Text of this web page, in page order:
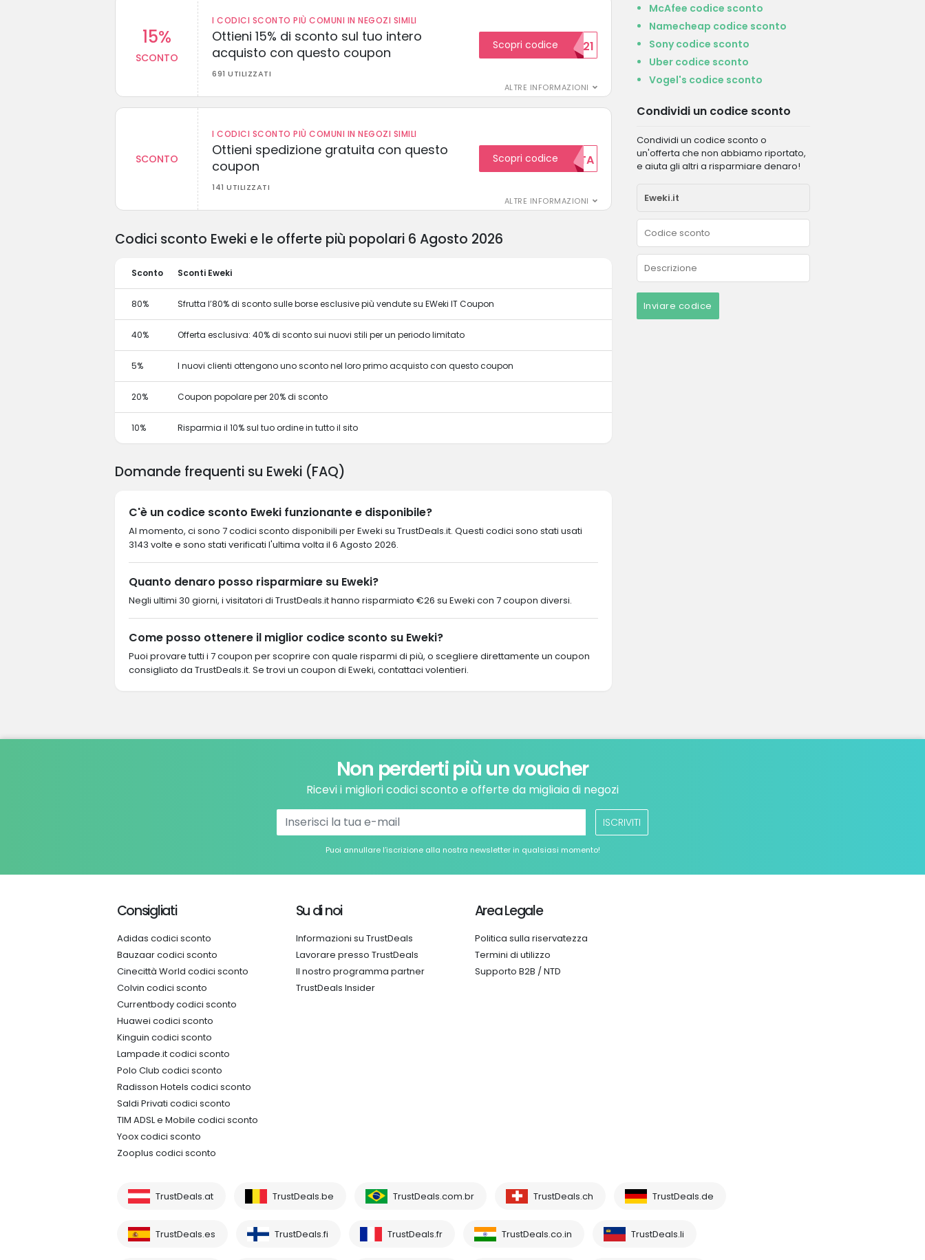
15%
SCONTO
I CODICI SCONTO PIÙ COMUNI IN NEGOZI SIMILI
Ottieni 15% di sconto sul tuo intero
acquisto con questo coupon
691 UTILIZZATI
ALTRE INFORMAZIONI
Scopri codice
15SCONTO2021
SCONTO
I CODICI SCONTO PIÙ COMUNI IN NEGOZI SIMILI
Ottieni spedizione gratuita con questo
coupon
141 UTILIZZATI
ALTRE INFORMAZIONI
Scopri codiceGRATUITA
McAfee codice sconto
Namecheap codice sconto
Sony codice sconto
Uber codice sconto
Vogel's codice sconto
Condividi un codice sconto
Condividi un codice sconto o
un'offerta che non abbiamo riportato,
e aiuta gli altri a risparmiare denaro!
Inviare codice
Codici sconto Eweki e le offerte più popolari 6 Agosto 2026
Sconto Sconti Eweki
80% Sfrutta l’80% di sconto sulle borse esclusive più vendute su EWeki IT Coupon
40% Offerta esclusiva: 40% di sconto sui nuovi stili per un periodo limitato
5% I nuovi clienti ottengono uno sconto nel loro primo acquisto con questo coupon
20% Coupon popolare per 20% di sconto
10% Risparmia il 10% sul tuo ordine in tutto il sito
Domande frequenti su Eweki (FAQ)
C'è un codice sconto Eweki funzionante e disponibile?
Al momento, ci sono 7 codici sconto disponibili per Eweki su TrustDeals.it. Questi codici sono stati usati
3143 volte e sono stati verificati l'ultima volta il 6 Agosto 2026.
Quanto denaro posso risparmiare su Eweki?
Negli ultimi 30 giorni, i visitatori di TrustDeals.it hanno risparmiato €26 su Eweki con 7 coupon diversi.
Come posso ottenere il miglior codice sconto su Eweki?
Puoi provare tutti i 7 coupon per scoprire con quale risparmi di più, o scegliere direttamente un coupon
consigliato da TrustDeals.it. Se trovi un coupon di Eweki, contattaci volentieri.
Non perderti più un voucher
Ricevi i migliori codici sconto e offerte da migliaia di negozi
ISCRIVITI
Puoi annullare l’iscrizione alla nostra newsletter in qualsiasi momento!
Consigliati
Adidas codici sconto
Bauzaar codici sconto
Cinecittà World codici sconto
Colvin codici sconto
Currentbody codici sconto
Huawei codici sconto
Kinguin codici sconto
Lampade.it codici sconto
Polo Club codici sconto
Radisson Hotels codici sconto
Saldi Privati codici sconto
TIM ADSL e Mobile codici sconto
Yoox codici sconto
Zooplus codici sconto
Su di noi
Informazioni su TrustDeals
Lavorare presso TrustDeals
Il nostro programma partner
TrustDeals Insider
Area Legale
Politica sulla riservatezza
Termini di utilizzo
Supporto B2B / NTD
TrustDeals.at TrustDeals.be TrustDeals.com.br TrustDeals.ch TrustDeals.de
TrustDeals.es TrustDeals.fi TrustDeals.fr TrustDeals.co.in TrustDeals.li